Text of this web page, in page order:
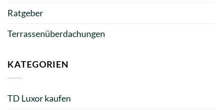
Ratgeber
Terrassenüberdachungen
KATEGORIEN
TD Luxor kaufen